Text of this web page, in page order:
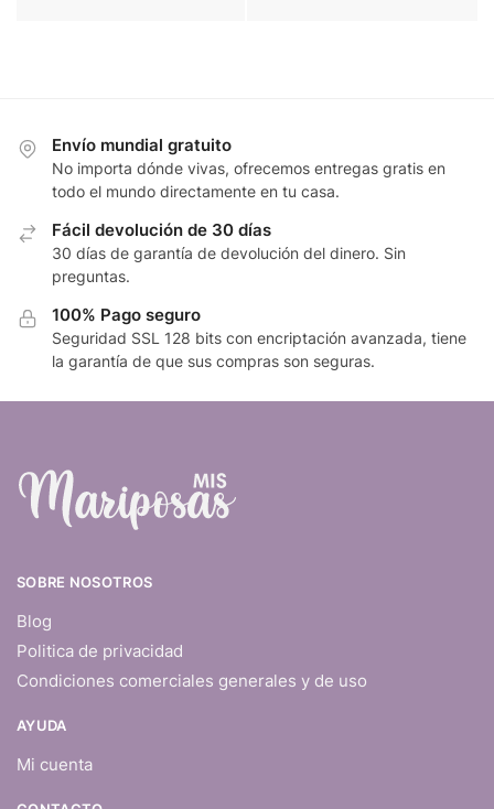
Envío mundial gratuito
No importa dónde vivas, ofrecemos entregas gratis en
todo el mundo directamente en tu casa.
Fácil devolución de 30 días
30 días de garantía de devolución del dinero. Sin
preguntas.
100% Pago seguro
Seguridad SSL 128 bits con encriptación avanzada, tiene
la garantía de que sus compras son seguras.
SOBRE NOSOTROS
Blog
Politica de privacidad
Condiciones comerciales generales y de uso
AYUDA
Mi cuenta